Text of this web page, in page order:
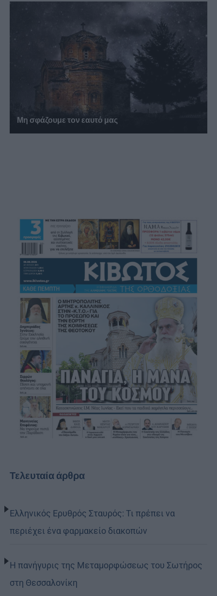
Μη σφάζουμε τον εαυτό μας
Τελευταία άρθρα
Ελληνικός Ερυθρός Σταυρός: Τι πρέπει να
περιέχει ένα φαρμακείο διακοπών
Η πανήγυρις της Μεταμορφώσεως του Σωτήρος
στη Θεσσαλονίκη